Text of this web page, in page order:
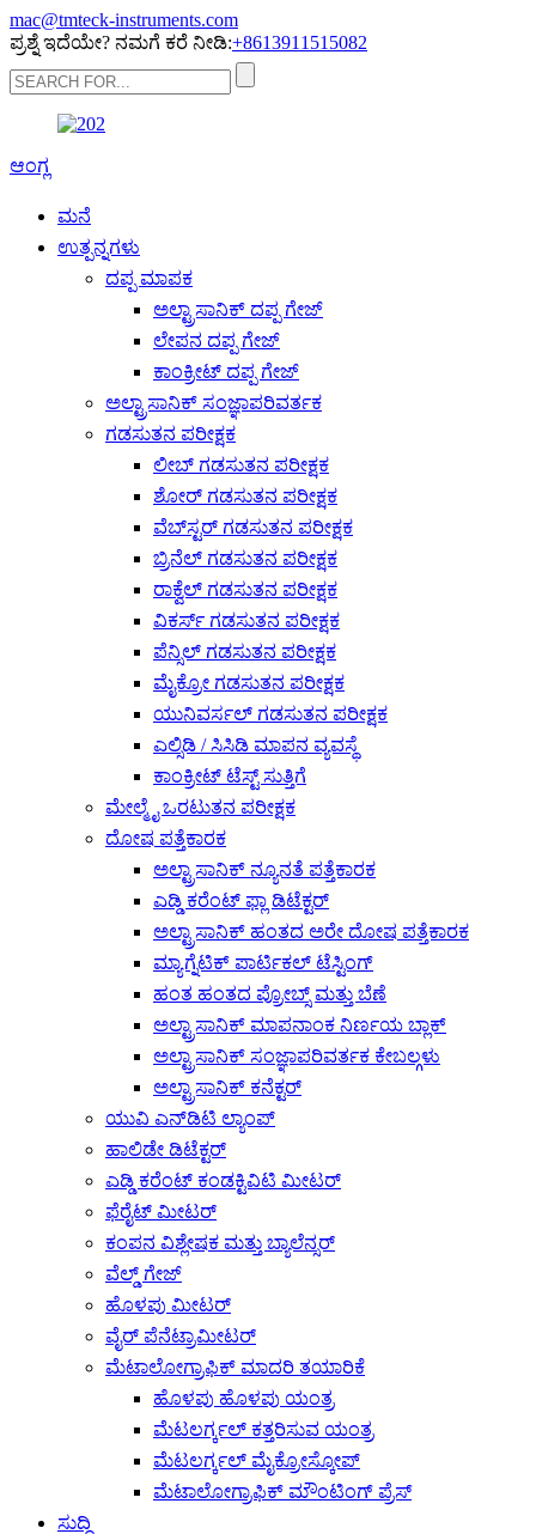
mac@tmteck-instruments.com
ಪ್ರಶ್ನೆ ಇದೆಯೇ? ನಮಗೆ ಕರೆ ನೀಡಿ:+8613911515082
ಆಂಗ್ಲ
ಮನೆ
ಉತ್ಪನ್ನಗಳು
ದಪ್ಪ ಮಾಪಕ
ಅಲ್ಟ್ರಾಸಾನಿಕ್ ದಪ್ಪ ಗೇಜ್
ಲೇಪನ ದಪ್ಪ ಗೇಜ್
ಕಾಂಕ್ರೀಟ್ ದಪ್ಪ ಗೇಜ್
ಅಲ್ಟ್ರಾಸಾನಿಕ್ ಸಂಜ್ಞಾಪರಿವರ್ತಕ
ಗಡಸುತನ ಪರೀಕ್ಷಕ
ಲೀಬ್ ಗಡಸುತನ ಪರೀಕ್ಷಕ
ಶೋರ್ ಗಡಸುತನ ಪರೀಕ್ಷಕ
ವೆಬ್‌ಸ್ಟರ್ ಗಡಸುತನ ಪರೀಕ್ಷಕ
ಬ್ರಿನೆಲ್ ಗಡಸುತನ ಪರೀಕ್ಷಕ
ರಾಕ್ವೆಲ್ ಗಡಸುತನ ಪರೀಕ್ಷಕ
ವಿಕರ್ಸ್ ಗಡಸುತನ ಪರೀಕ್ಷಕ
ಪೆನ್ಸಿಲ್ ಗಡಸುತನ ಪರೀಕ್ಷಕ
ಮೈಕ್ರೋ ಗಡಸುತನ ಪರೀಕ್ಷಕ
ಯುನಿವರ್ಸಲ್ ಗಡಸುತನ ಪರೀಕ್ಷಕ
ಎಲ್ಸಿಡಿ / ಸಿಸಿಡಿ ಮಾಪನ ವ್ಯವಸ್ಥೆ
ಕಾಂಕ್ರೀಟ್ ಟೆಸ್ಟ್ ಸುತ್ತಿಗೆ
ಮೇಲ್ಮೈ ಒರಟುತನ ಪರೀಕ್ಷಕ
ದೋಷ ಪತ್ತೆಕಾರಕ
ಅಲ್ಟ್ರಾಸಾನಿಕ್ ನ್ಯೂನತೆ ಪತ್ತೆಕಾರಕ
ಎಡ್ಡಿ ಕರೆಂಟ್ ಫ್ಲಾ ಡಿಟೆಕ್ಟರ್
ಅಲ್ಟ್ರಾಸಾನಿಕ್ ಹಂತದ ಅರೇ ದೋಷ ಪತ್ತೆಕಾರಕ
ಮ್ಯಾಗ್ನೆಟಿಕ್ ಪಾರ್ಟಿಕಲ್ ಟೆಸ್ಟಿಂಗ್
ಹಂತ ಹಂತದ ಪ್ರೋಬ್ಸ್ ಮತ್ತು ಬೆಣೆ
ಅಲ್ಟ್ರಾಸಾನಿಕ್ ಮಾಪನಾಂಕ ನಿರ್ಣಯ ಬ್ಲಾಕ್
ಅಲ್ಟ್ರಾಸಾನಿಕ್ ಸಂಜ್ಞಾಪರಿವರ್ತಕ ಕೇಬಲ್ಗಳು
ಅಲ್ಟ್ರಾಸಾನಿಕ್ ಕನೆಕ್ಟರ್
ಯುವಿ ಎನ್‌ಡಿಟಿ ಲ್ಯಾಂಪ್
ಹಾಲಿಡೇ ಡಿಟೆಕ್ಟರ್
ಎಡ್ಡಿ ಕರೆಂಟ್ ಕಂಡಕ್ಟಿವಿಟಿ ಮೀಟರ್
ಫೆರೈಟ್ ಮೀಟರ್
ಕಂಪನ ವಿಶ್ಲೇಷಕ ಮತ್ತು ಬ್ಯಾಲೆನ್ಸರ್
ವೆಲ್ಡ್ ಗೇಜ್
ಹೊಳಪು ಮೀಟರ್
ವೈರ್ ಪೆನೆಟ್ರಾಮೀಟರ್
ಮೆಟಾಲೋಗ್ರಾಫಿಕ್ ಮಾದರಿ ತಯಾರಿಕೆ
ಹೊಳಪು ಹೊಳಪು ಯಂತ್ರ
ಮೆಟಲರ್ಗ್ಕಲ್ ಕತ್ತರಿಸುವ ಯಂತ್ರ
ಮೆಟಲರ್ಗ್ಕಲ್ ಮೈಕ್ರೋಸ್ಕೋಪ್
ಮೆಟಾಲೋಗ್ರಾಫಿಕ್ ಮೌಂಟಿಂಗ್ ಪ್ರೆಸ್
ಸುದ್ದಿ